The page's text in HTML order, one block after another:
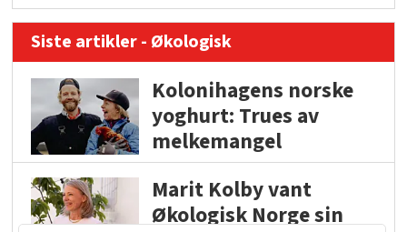
Siste artikler - Økologisk
Kolonihagens norske
yoghurt: Trues av
melkemangel
Marit Kolby vant
Økologisk Norge sin